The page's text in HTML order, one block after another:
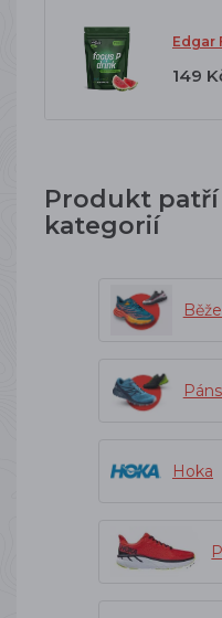
Edgar
149
Produkt
kategorií
Hoka